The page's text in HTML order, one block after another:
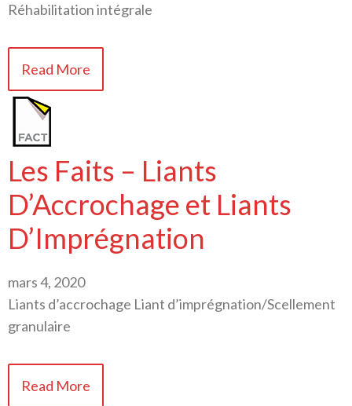
Réhabilitation intégrale
Read More
Les Faits – Liants
D’Accrochage et Liants
D’Imprégnation
mars 4, 2020
Liants d’accrochage Liant d’imprégnation/Scellement
granulaire
Read More